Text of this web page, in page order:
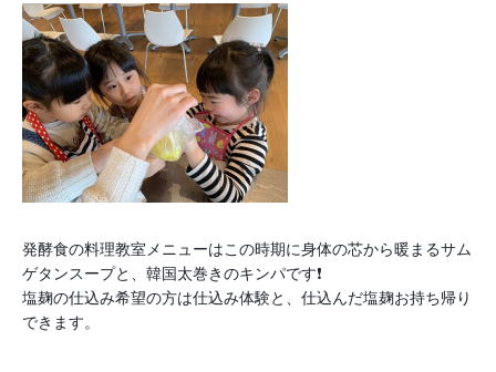
発酵食の料理教室メニューはこの時期に身体の芯から暖まるサム
ゲタンスープと、韓国太巻きのキンパです❗
塩麹の仕込み希望の方は仕込み体験と、 仕込んだ塩麹お持ち帰り
できます。